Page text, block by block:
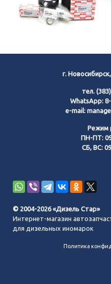
г.
тел.
WhatsApp:
e-mail:
Режим
ПН-ПТ:
СБ, ВС:
© 2004-2026 «Дизель Стар»
Интернет-магазин
для дизельных иномарок
Политика